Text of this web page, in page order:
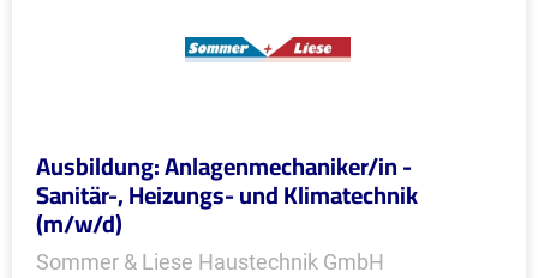
Ausbildung: Anlagenmechaniker/in -
Sanitär-, Heizungs- und Klimatechnik
(m/w/d)
Sommer & Liese Haustechnik GmbH